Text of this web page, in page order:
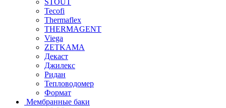
Tecofi
Thermaflex
THERMAGENT
Viega
ZETKAMA
Декаст
Джилекс
Ридан
Тепловодомер
Формат
Мембранные баки